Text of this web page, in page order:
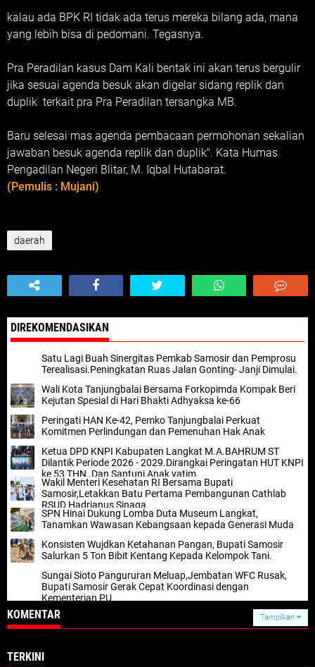
kalau ada BPK RI tidak ada terus mereka bilang ada, mana
yang lebih bisa di pedomani. Tegasnya.
Pra Peradilan kasus Dam Kali bentak ini akan terus bergulir
jika sesuai agenda besuk akan digelar sidang replik dan
duplik terkait pra Pra Peradilan tersangka MB.
Baru selesai mas agenda pembacaan permohonan sekalian
jawaban besuk agenda replik dan duplik". Kata Humas
Pengadilan Negeri Blitar, M. Iqbal Hutabarat.
(Pemulis : Mujani)
daerah
DIREKOMENDASIKAN
Satu Lagi Buah Sinergitas Pemkab Samosir dan Pemprosu
Terealisasi.Peningkatan Ruas Jalan Gonting- Janji Dimulai.
Wali Kota Tanjungbalai Bersama Forkopimda Kompak Beri
Kejutan Spesial di Hari Bhakti Adhyaksa ke-66
Peringati HAN Ke-42, Pemko Tanjungbalai Perkuat
Komitmen Perlindungan dan Pemenuhan Hak Anak
Ketua DPD KNPI Kabupaten Langkat M.A.BAHRUM ST
Dilantik Periode 2026 - 2029.Dirangkai Peringatan HUT KNPI
ke 53 THN.,Dan Santuni Anak yatim.
Wakil Menteri Kesehatan RI Bersama Bupati
Samosir,Letakkan Batu Pertama Pembangunan Cathlab
RSUD Hadrianus Sinaga.
SPN Hinai Dukung Lomba Duta Museum Langkat,
Tanamkan Wawasan Kebangsaan kepada Generasi Muda
Konsisten Wujdkan Ketahanan Pangan, Bupati Samosir
Salurkan 5 Ton Bibit Kentang Kepada Kelompok Tani.
Sungai Sioto Pangururan Meluap,Jembatan WFC Rusak,
Bupati Samosir Gerak Cepat Koordinasi dengan
Kementerian PU
KOMENTAR Tampilkan
TERKINI